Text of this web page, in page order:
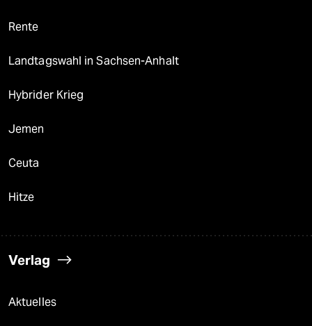
Rente
Landtagswahl in Sachsen-Anhalt
Hybrider Krieg
Jemen
Ceuta
Hitze
Verlag
Aktuelles